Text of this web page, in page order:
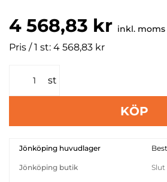
4 568,83 kr inkl. moms
Pris / 1 st: 4 568,83 kr
st
KÖP
Jönköping huvudlager
Jönköping butik Slut